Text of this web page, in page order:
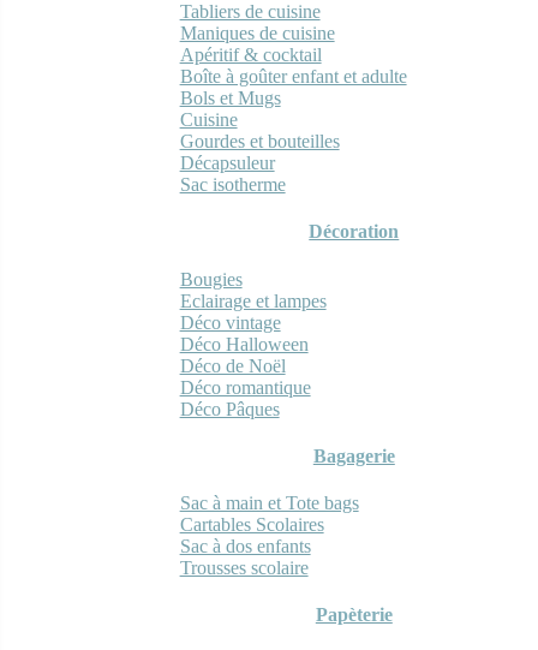
Tabliers de cuisine
Maniques de cuisine
Apéritif & cocktail
Boîte à goûter enfant et adulte
Bols et Mugs
Cuisine
Gourdes et bouteilles
Décapsuleur
Sac isotherme
Décoration
Bougies
Eclairage et lampes
Déco vintage
Déco Halloween
Déco de Noël
Déco romantique
Déco Pâques
Bagagerie
Sac à main et Tote bags
Cartables Scolaires
Sac à dos enfants
Trousses scolaire
Papèterie